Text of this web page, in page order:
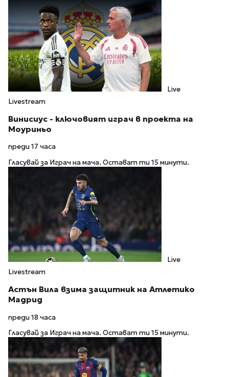
Live
Livestream
Винисиус - ключовият играч в проекта на
Моуриньо
преди 17 часа
Гласувай за Играч на мача. Остават ти 15 минути.
Live
Livestream
Астън Вила взима защитник на Атлетико
Мадрид
преди 18 часа
Гласувай за Играч на мача. Остават ти 15 минути.